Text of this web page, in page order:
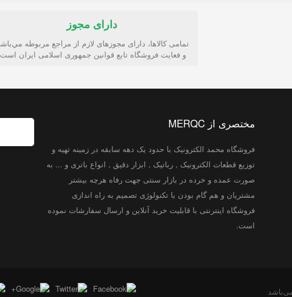
دارای مجوز
تمامی كالاها، دارای مجوزهای لازم از مراجع مربوطه
و فعایت فروشگاه تابع قوانين جمهوری اسلامی ايران
مختصری از MERQC
فروشگاه محمد الکترونیک با حدود یک دهه سابقه در زمینه تهیه و
توزیع قطعات الکترونیک , رباتیک , ابزار دقیق , انواع باتری و ... به
صورت عمده و خرده در بازار سنتی جهت رفاه هرچه بیشتر
مشتریان و هم گام بودن با تکنولوژی تصمیم به راه اندازی
فروشگاه اینترنتی با قابلیت خرید آنلاین و ارسال سفارشات نموده
است.